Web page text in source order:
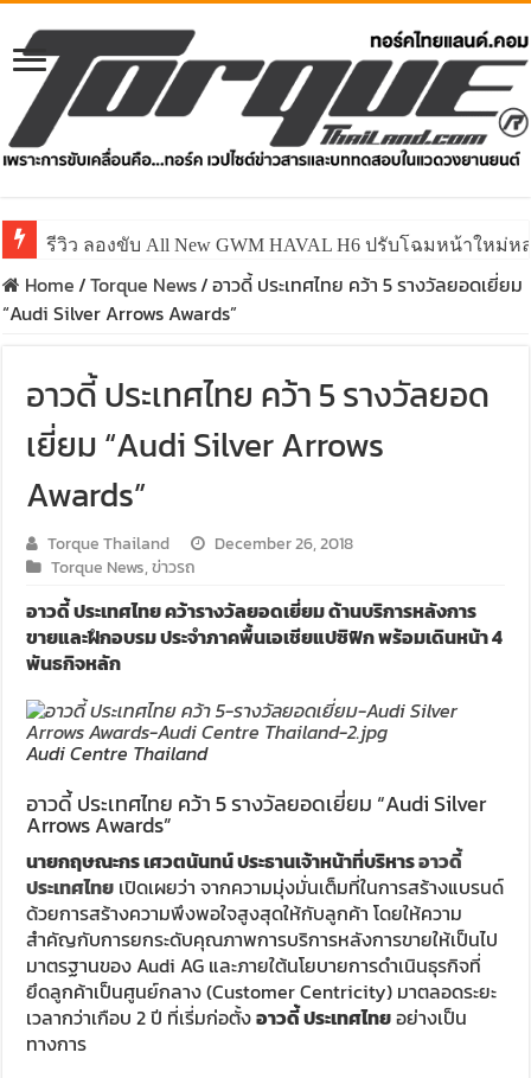
รีวิว ลองขับ All New GWM HAVAL H6 ปรับโฉมหน้าใหม่
Home/Torque News/อาวดี้ ประเทศไทย คว้า 5 รางวัลยอดเยี่ยม
“Audi Silver Arrows Awards”
อาวดี้ ประเทศไทย คว้า 5 รางวัลยอด
เยี่ยม “Audi Silver Arrows
Awards”
Torque Thailand
December 26, 2018
Torque News,ข่าวรถ
อาวดี้ ประเทศไทย คว้ารางวัลยอดเยี่ยม ด้านบริการหลังการ
ขายและฝึกอบรม ประจำภาคพื้นเอเชียแปซิฟิก พร้อมเดินหน้า 4
พันธกิจหลัก
Audi Centre Thailand
อาวดี้ ประเทศไทย คว้า 5 รางวัลยอดเยี่ยม “Audi Silver
Arrows Awards”
นายกฤษณะกร เศวตนันทน์ ประธานเจ้าหน้าที่บริหารอาวดี้
ประเทศไทย เปิดเผยว่า จากความมุ่งมั่นเต็มที่ในการสร้างแบรนด์
ด้วยการสร้างความพึงพอใจสูงสุดให้กับลูกค้า โดยให้ความ
สำคัญกับการยกระดับคุณภาพการบริการหลังการขายให้เป็นไป
มาตรฐานของ Audi AG และภายใต้นโยบายการดำเนินธุรกิจที่
ยึดลูกค้าเป็นศูนย์กลาง (Customer Centricity) มาตลอดระยะ
เวลากว่าเกือบ 2 ปี ที่เรี่มก่อตั้งอาวดี้ ประเทศไทยอย่างเป็น
ทางการ